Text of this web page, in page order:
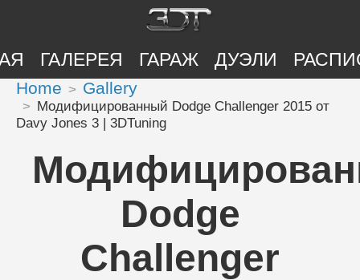
ГАЛЕРЕЯ ГАРАЖ ДУЭЛИ
Home Gallery
Модифицированный Dodge Challenger 2015 от
Davy Jones 3 | 3DTuning
Dodge
Challenger